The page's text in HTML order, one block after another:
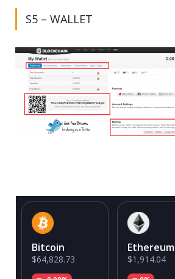
S5 – WALLET
Bitcoin
$64,828.73
Ethereum
$1,914.04